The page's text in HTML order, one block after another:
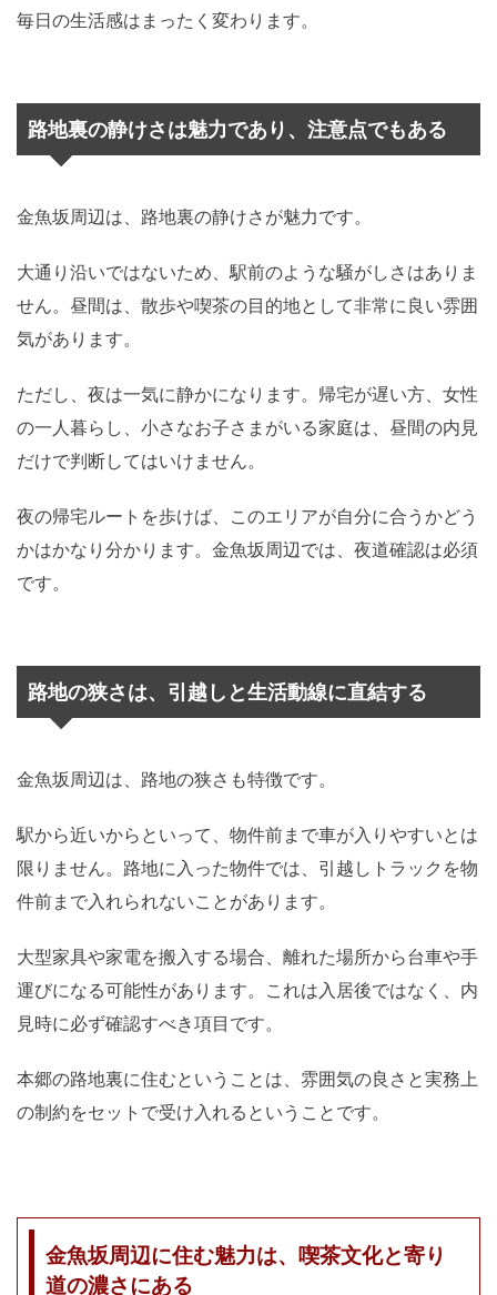
毎日の生活感はまったく変わります。
路地裏の静けさは魅力であり、注意点でもある
金魚坂周辺は、路地裏の静けさが魅力です。
大通り沿いではないため、駅前のような騒がしさはありま
せん。昼間は、散歩や喫茶の目的地として非常に良い雰囲
気があります。
ただし、夜は一気に静かになります。帰宅が遅い方、女性
の一人暮らし、小さなお子さまがいる家庭は、昼間の内見
だけで判断してはいけません。
夜の帰宅ルートを歩けば、このエリアが自分に合うかどう
かはかなり分かります。金魚坂周辺では、夜道確認は必須
です。
路地の狭さは、引越しと生活動線に直結する
金魚坂周辺は、路地の狭さも特徴です。
駅から近いからといって、物件前まで車が入りやすいとは
限りません。路地に入った物件では、引越しトラックを物
件前まで入れられないことがあります。
大型家具や家電を搬入する場合、離れた場所から台車や手
運びになる可能性があります。これは入居後ではなく、内
見時に必ず確認すべき項目です。
本郷の路地裏に住むということは、雰囲気の良さと実務上
の制約をセットで受け入れるということです。
金魚坂周辺に住む魅力は、喫茶文化と寄り
道の濃さにある